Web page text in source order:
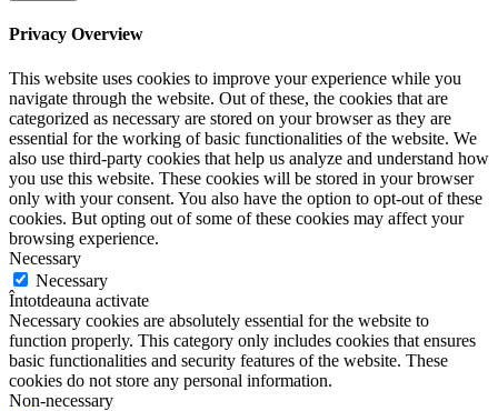
Privacy Overview
This website uses cookies to improve your experience while you
navigate through the website. Out of these, the cookies that are
categorized as necessary are stored on your browser as they are
essential for the working of basic functionalities of the website. We
also use third-party cookies that help us analyze and understand how
you use this website. These cookies will be stored in your browser
only with your consent. You also have the option to opt-out of these
cookies. But opting out of some of these cookies may affect your
browsing experience.
Necessary
Necessary
Întotdeauna activate
Necessary cookies are absolutely essential for the website to
function properly. This category only includes cookies that ensures
basic functionalities and security features of the website. These
cookies do not store any personal information.
Non-necessary